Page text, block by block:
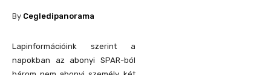
By Cegledipanorama
Lapinformációink szerint a
napokban az abonyi SPAR-ból